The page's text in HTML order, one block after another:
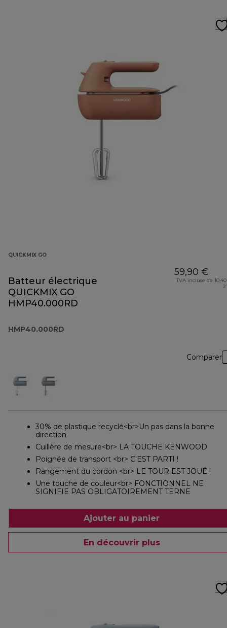
QUICKMIX GO
Batteur électrique
QUICKMIX GO
HMP40.000RD
HMP40.000RD
59,90 €
TVA incluse de
Comparer
30% de plastique recyclé<br>Un pas dans la bonne
direction
Cuillère de mesure<br> LA TOUCHE KENWOOD
Poignée de transport <br> C'EST PARTI !
Rangement du cordon <br> LE TOUR EST JOUÉ !
Une touche de couleur<br> FONCTIONNEL NE
SIGNIFIE PAS OBLIGATOIREMENT TERNE
Ajouter au panier
En découvrir plus